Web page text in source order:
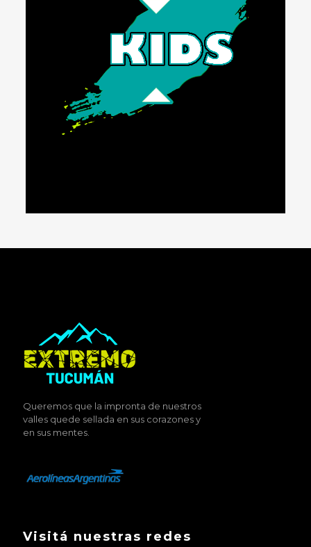
Queremos que la impronta de nuestros
valles quede sellada en sus corazones y
en sus mentes.
Visitá nuestras redes